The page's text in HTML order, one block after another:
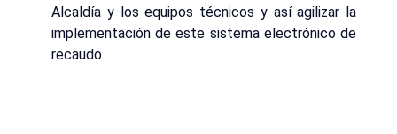
Alcaldía y los equipos técnicos y así agilizar la
implementación de este sistema electrónico de
recaudo.